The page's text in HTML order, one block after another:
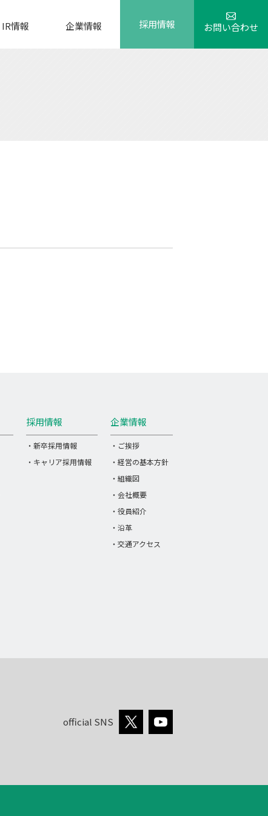
IR情報 企業情報 採用情報 お問い合わせ
採用情報
・新卒採用情報
・キャリア採用情報
企業情報
・ご挨拶
・経営の基本方針
・組織図
・会社概要
・役員紹介
・沿革
・交通アクセス
official SNS